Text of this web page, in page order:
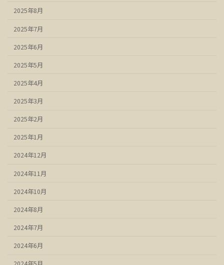
2025年8月
2025年7月
2025年6月
2025年5月
2025年4月
2025年3月
2025年2月
2025年1月
2024年12月
2024年11月
2024年10月
2024年8月
2024年7月
2024年6月